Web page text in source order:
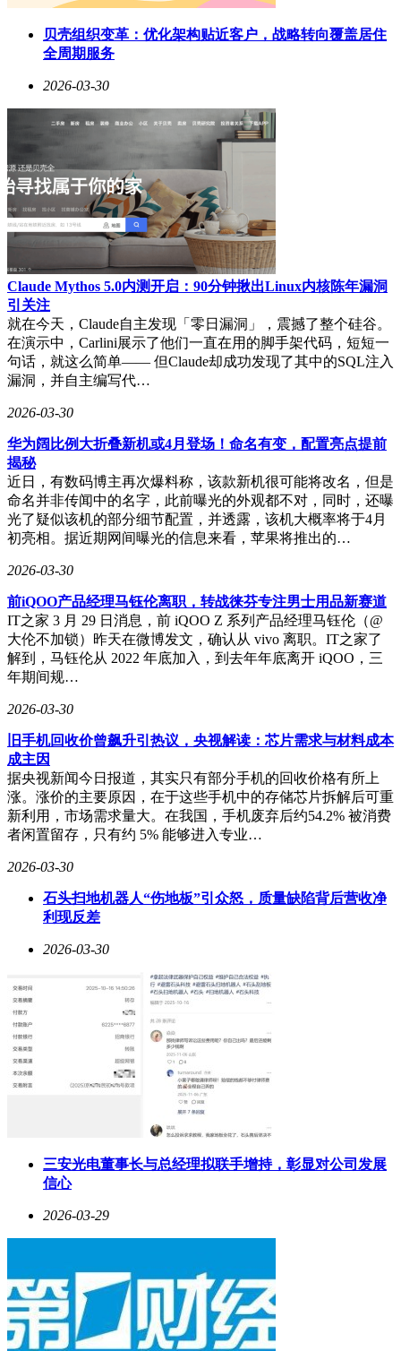
用持续走高的背景下显得尤为必要——2025年这两项支出分别
达到4.99亿元和2.85亿元，均创历史新高。
技术投入构筑长期竞争壁垒。财报显示，公司研发资源主要投
向三个方向：磁容触控芯片、生物嗅觉识别等前沿技术，扫描
的功能升级。这种"基础研究+应用开发"的双轮驱动模式，既
保证了技术储备的厚度，又维持了产品迭代的频率。周英瑜强
调，当前亏损是战略投入的必然结果，随着新产品达到盈亏平
衡点，前期研发成果将逐步转化为盈利动能。
资本市场对转型成效保持审慎乐观。截至3月27日收盘，汉王
科技股价报18.77元/股，当日上涨1.13%，市值稳定在45.88亿
元区间。这份年报既展现了AI终端业务带来的增长曙光，也
暴露出盈利模型尚未成熟的现实挑战。在传统业务增长乏力与
创新业务投入加大的双重挤压下，如何平衡短期财务表现与长
期战略布局，将成为管理层需要持续破解的课题。
贝壳组织变革：优化架构贴近客户，战略转向覆盖居住
全周期服务
2026-03-30
Claude Mythos 5.0内测开启：90分钟揪出Linux内核陈年漏洞
引关注
就在今天，Claude自主发现「零日漏洞」，震撼了整个硅谷。
在演示中，Carlini展示了他们一直在用的脚手架代码，短短一
句话，就这么简单—— 但Claude却成功发现了其中的SQL注入
漏洞，并自主编写代…
2026-03-30
华为阔比例大折叠新机或4月登场！命名有变，配置亮点提前
揭秘
近日，有数码博主再次爆料称，该款新机很可能将改名，但是
命名并非传闻中的名字，此前曝光的外观都不对，同时，还曝
光了疑似该机的部分细节配置，并透露，该机大概率将于4月
初亮相。据近期网间曝光的信息来看，苹果将推出的…
2026-03-30
前iQOO产品经理马钰伦离职，转战徕芬专注男士用品新赛道
IT之家 3 月 29 日消息，前 iQOO Z 系列产品经理马钰伦（@
大伦不加锁）昨天在微博发文，确认从 vivo 离职。IT之家了
解到，马钰伦从 2022 年底加入，到去年年底离开 iQOO，三
年期间规…
2026-03-30
旧手机回收价曾飙升引热议，央视解读：芯片需求与材料成本
成主因
据央视新闻今日报道，其实只有部分手机的回收价格有所上
涨。涨价的主要原因，在于这些手机中的存储芯片拆解后可重
新利用，市场需求量大。在我国，手机废弃后约54.2% 被消费
者闲置留存，只有约 5% 能够进入专业…
2026-03-30
石头扫地机器人“伤地板”引众怒，质量缺陷背后营收净
利现反差
2026-03-30
三安光电董事长与总经理拟联手增持，彰显对公司发展
信心
2026-03-29